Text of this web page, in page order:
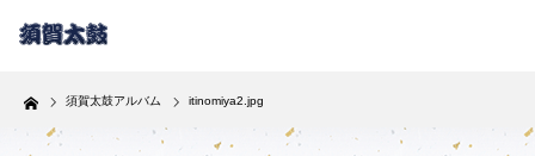
Home 須賀太鼓アルバム itinomiya2.jpg